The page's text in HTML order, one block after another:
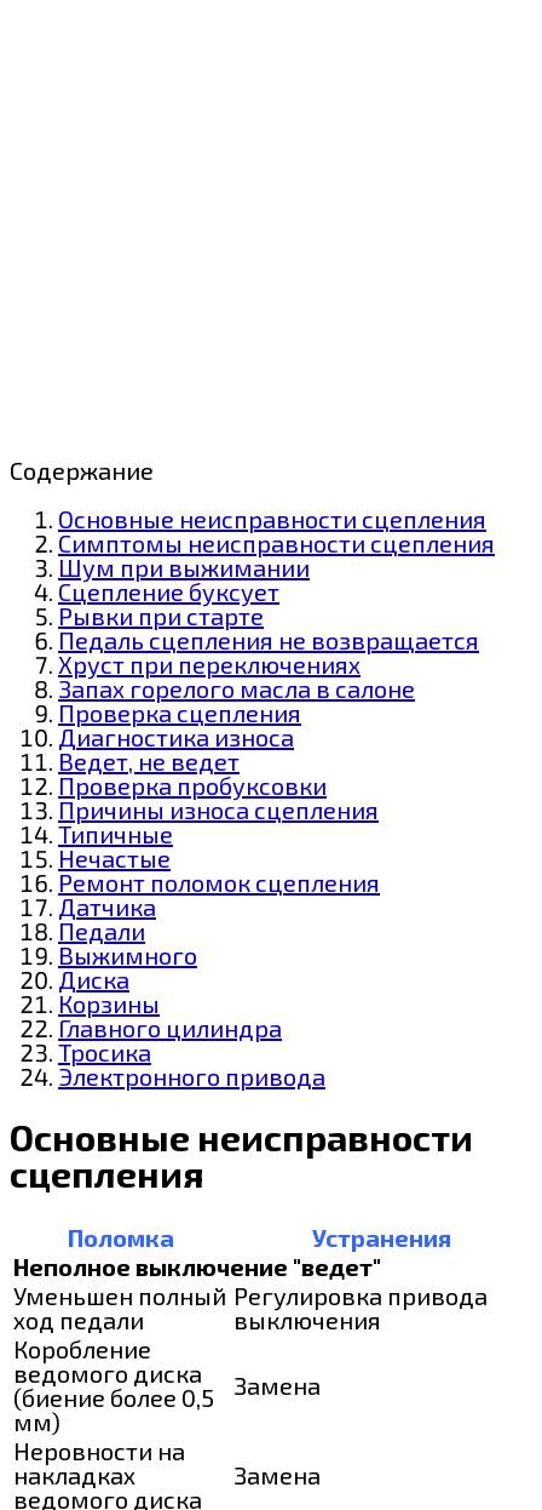
Содержание
Основные неисправности сцепления
Симптомы неисправности сцепления
Шум при выжимании
Сцепление буксует
Рывки при старте
Педаль сцепления не возвращается
Хруст при переключениях
Запах горелого масла в салоне
Проверка сцепления
Диагностика износа
Ведет, не ведет
Проверка пробуксовки
Причины износа сцепления
Типичные
Нечастые
Ремонт поломок сцепления
Датчика
Педали
Выжимного
Диска
Корзины
Главного цилиндра
Тросика
Электронного привода
Основные неисправности
сцепления
Поломка
Устранения
Неполное выключение "ведет"
Уменьшен полный
ход педали
Регулировка привода
выключения
Коробление
ведомого диска
(биение более 0,5
мм)
Замена
Неровности на
накладках
ведомого диска
Замена